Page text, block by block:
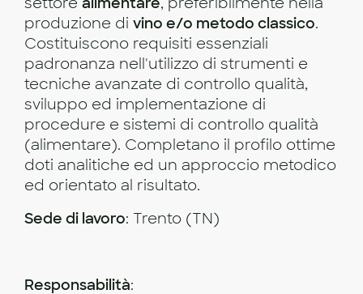
produzione di vino e/o metodo classico.
Costituiscono requisiti essenziali
padronanza nell'utilizzo di strumenti e
tecniche avanzate di controllo qualità,
sviluppo ed implementazione di
procedure e sistemi di controllo qualità
(alimentare). Completano il profilo ottime
doti analitiche ed un approccio metodico
ed orientato al risultato.
Sede di lavoro: Trento (TN)
Responsabilità: